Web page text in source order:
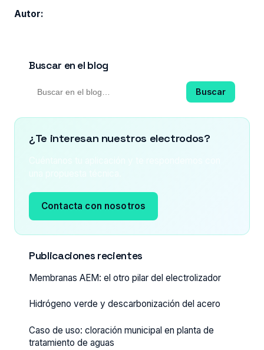
Autor:
Buscar en el blog
Buscar
¿Te interesan nuestros electrodos?
Contacta con nosotros
Publicaciones recientes
Membranas AEM: el otro pilar del electrolizador
Hidrógeno verde y descarbonización del acero
Caso de uso: cloración municipal en planta de
tratamiento de aguas